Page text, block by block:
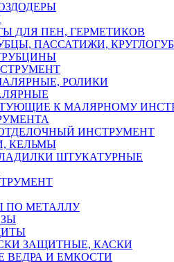
ДЛЯ ПЕН, ГЕРМЕТИКОВ
ПАССАТИЖИ,
РОЛИКИ
К МАЛЯРНОМУ
ИНСТРУМЕНТ
КЕЛЬМЫ
ШТУКАТУРНЫЕ
МЕТАЛЛУ
ЗАЩИТНЫЕ, КАСКИ
ВЕДРА И ЕМКОСТИ